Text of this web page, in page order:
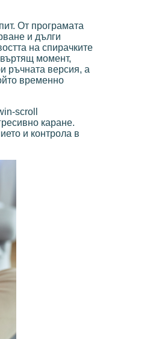
От програмата
и дълги
на спирачките
момент,
ръчната версия, а
временно
scroll
каране.
и контрола в